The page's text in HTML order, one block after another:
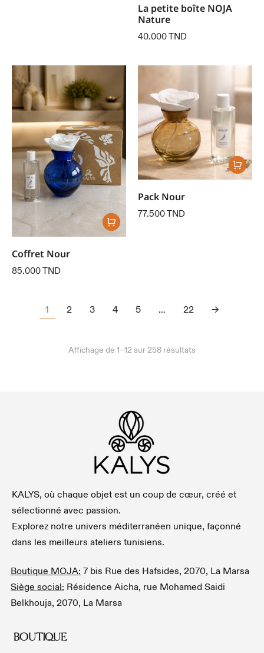
La petite boîte NOJA
Nature
40.000TND
Coffret Nour
85.000TND
Pack Nour
77.500TND
1 2 3 4 5 … 22 →
Affichage de 1–12 sur 258 résultats
KALYS, où chaque objet est un coup de cœur, créé et
sélectionné avec passion.
Explorez notre univers méditerranéen unique, façonné
dans les meilleurs ateliers tunisiens.
Boutique MOJA: 7 bis Rue des Hafsides, 2070, La Marsa
Siège social: Résidence Aicha, rue Mohamed Saidi
Belkhouja, 2070, La Marsa
BOUTIQUE